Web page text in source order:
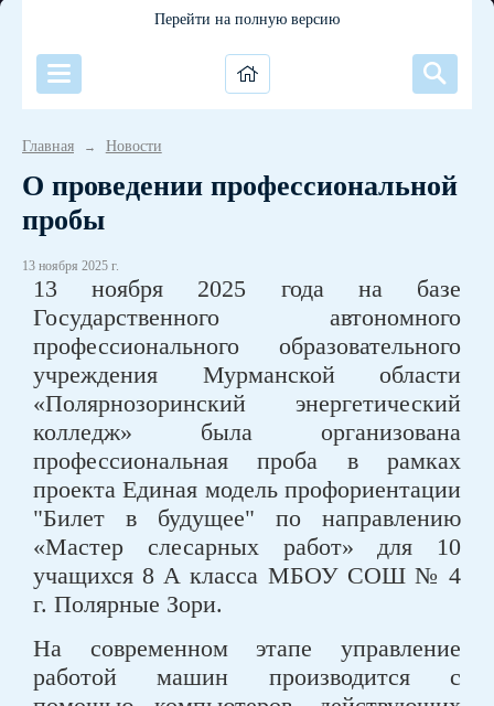
Перейти на полную версию
Главная → Новости
О проведении профессиональной
пробы
13 ноября 2025 г.
13 ноября 2025 года на базе
Государственного автономного
профессионального образовательного
учреждения Мурманской области
«Полярнозоринский энергетический
колледж» была организована
профессиональная проба в рамках
проекта Единая модель профориентации
"Билет в будущее" по направлению
«Мастер слесарных работ» для 10
учащихся 8 А класса МБОУ СОШ № 4
г. Полярные Зори.
На современном этапе управление
работой машин производится с